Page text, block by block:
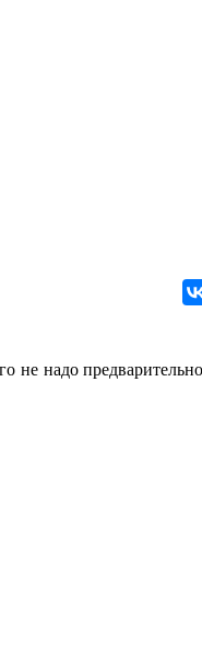
надо